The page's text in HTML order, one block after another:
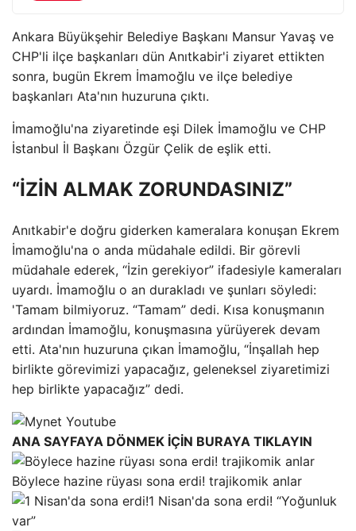
Ankara Büyükşehir Belediye Başkanı Mansur Yavaş ve
CHP'li ilçe başkanları dün Anıtkabir'i ziyaret ettikten
sonra, bugün Ekrem İmamoğlu ve ilçe belediye
başkanları Ata'nın huzuruna çıktı.
İmamoğlu'na ziyaretinde eşi Dilek İmamoğlu ve CHP
İstanbul İl Başkanı Özgür Çelik de eşlik etti.
“İZİN ALMAK ZORUNDASINIZ”
Anıtkabir'e doğru giderken kameralara konuşan Ekrem
İmamoğlu'na o anda müdahale edildi. Bir görevli
müdahale ederek, “İzin gerekiyor” ifadesiyle kameraları
uyardı. İmamoğlu o an durakladı ve şunları söyledi:
'Tamam bilmiyoruz. “Tamam” dedi. Kısa konuşmanın
ardından İmamoğlu, konuşmasına yürüyerek devam
etti. Ata'nın huzuruna çıkan İmamoğlu, “İnşallah hep
birlikte görevimizi yapacağız, geleneksel ziyaretimizi
hep birlikte yapacağız” dedi.
ANA SAYFAYA DÖNMEK İÇİN BURAYA TIKLAYIN
Böylece hazine rüyası sona erdi! trajikomik anlar
1 Nisan'da sona erdi! “Yoğunluk
var”